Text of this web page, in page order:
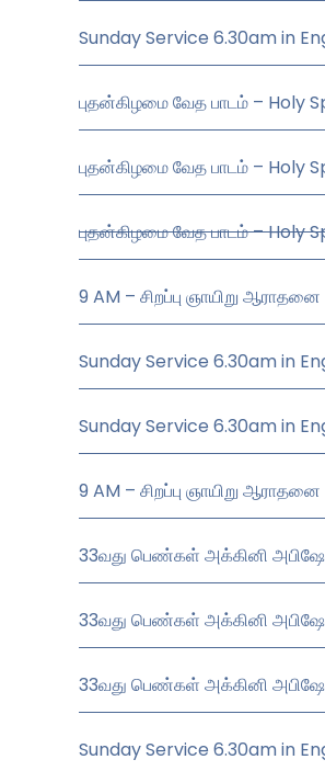
Sunday Service 6.30am in
புதன்கிழமை வேத பாடம் – Holy
புதன்கிழமை வேத பாடம் – Holy
புதன்கிழமை வேத பாடம் – Holy
9 AM – சிறப்பு ஞாயிறு
Sunday Service 6.30am in
Sunday Service 6.30am in
9 AM – சிறப்பு ஞாயிறு
33வது பெண்கள் அக்கினி
33வது பெண்கள் அக்கினி
33வது பெண்கள் அக்கினி
Sunday Service 6.30am in